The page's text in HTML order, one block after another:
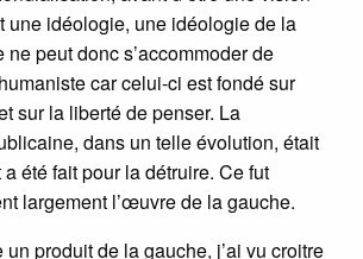
une idéologie, une idéologie de la
peut donc s’accommoder de
car celui-ci est fondé sur
sur la liberté de penser. La
dans un telle évolution, était
été fait pour la détruire. Ce fut
largement l’œuvre de la gauche.
un produit de la gauche, j’ai vu croitre